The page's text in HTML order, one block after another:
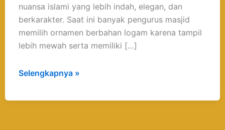
nuansa islami yang lebih indah, elegan, dan
berkarakter. Saat ini banyak pengurus masjid
memilih ornamen berbahan logam karena tampil
lebih mewah serta memiliki […]
Selengkapnya »